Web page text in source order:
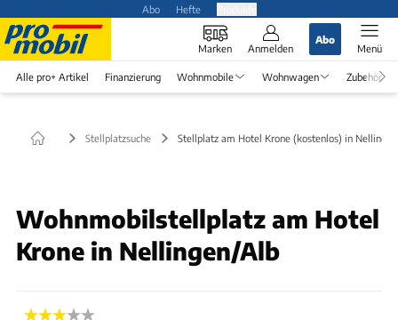
Abo Hefte
Marken Anmelden
Abo
Menü
Alle pro+ Artikel Finanzierung Wohnmobile Wohnwagen Zubehör
Stellplatzsuche Stellplatz am Hotel Krone (kostenlos) in
Wohnmobilstellplatz am Hotel
Krone in Nellingen/Alb